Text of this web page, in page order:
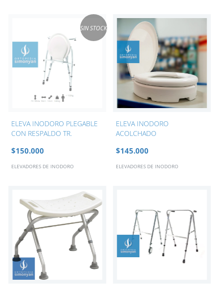
SIN STOCK
ELEVA INODORO PLEGABLE
CON RESPALDO TR.
$150.000
ELEVADORES DE INODORO
ELEVA INODORO
ACOLCHADO
$145.000
ELEVADORES DE INODORO